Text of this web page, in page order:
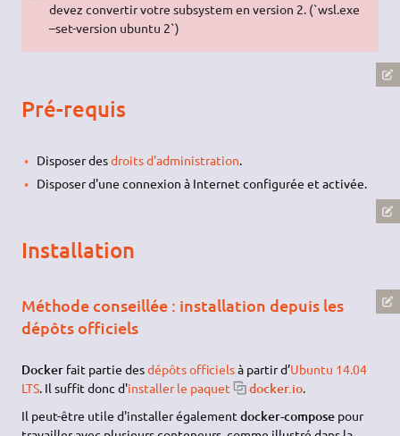
devez convertir votre subsystem en version 2. (`wsl.exe
–set-version ubuntu 2`)
Pré-requis
Disposer desdroits d'administration
Disposer d'une connexion à Internet configurée et activée.
Installation
Méthode conseillée : installation depuis les
dépôts officiels
Docker fait partie desdépôts officielsà partir d’Ubuntu 14.04
LTS. Il suffit donc d'installer le paquet docker.io.
Il peut-être utile d'installer égalementdocker-compose pour